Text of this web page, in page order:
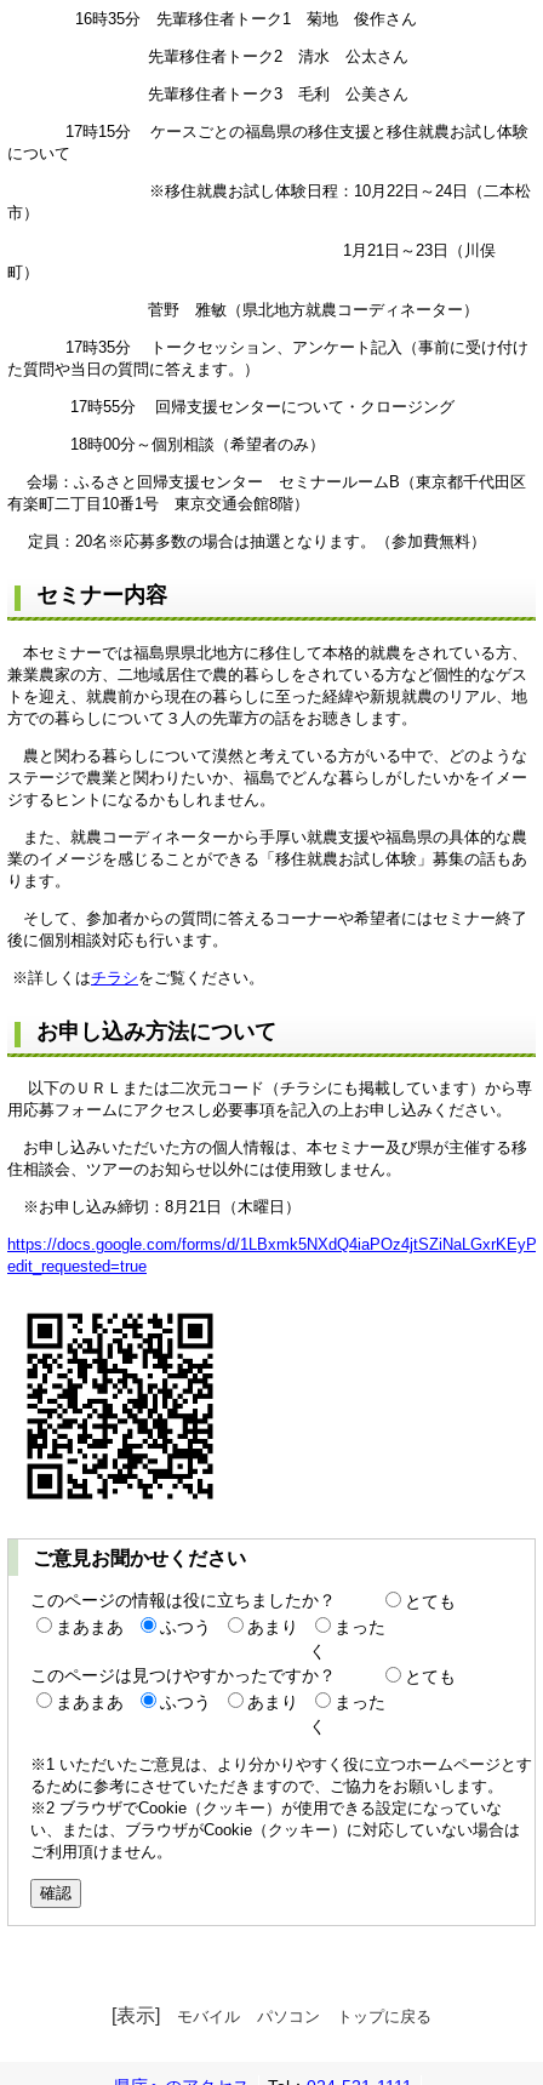
16時35分 先輩移住者トーク1 菊地 俊作さん
先輩移住者トーク2 清水 公太さん
先輩移住者トーク3 毛利 公美さん
17時15分 ケースごとの福島県の移住支援と移住就農お試し体験
について
※移住就農お試し体験日程：10月22日～24日（二本松
市）
1月21日～23日（川俣
町）
菅野 雅敏（県北地方就農コーディネーター）
17時35分 トークセッション、アンケート記入（事前に受け付け
た質問や当日の質問に答えます。）
17時55分 回帰支援センターについて・クロージング
18時00分～個別相談（希望者のみ）
会場：ふるさと回帰支援センター セミナールームB（東京都千代田区
有楽町二丁目10番1号 東京交通会館8階）
定員：20名※応募多数の場合は抽選となります。（参加費無料）
セミナー内容
本セミナーでは福島県県北地方に移住して本格的就農をされている方、
兼業農家の方、二地域居住で農的暮らしをされている方など個性的なゲス
トを迎え、就農前から現在の暮らしに至った経緯や新規就農のリアル、地
方での暮らしについて３人の先輩方の話をお聴きします。
農と関わる暮らしについて漠然と考えている方がいる中で、どのような
ステージで農業と関わりたいか、福島でどんな暮らしがしたいかをイメー
ジするヒントになるかもしれません。
また、就農コーディネーターから手厚い就農支援や福島県の具体的な農
業のイメージを感じることができる「移住就農お試し体験」募集の話もあ
ります。
そして、参加者からの質問に答えるコーナーや希望者にはセミナー終了
後に個別相談対応も行います。
※詳しくはチラシをご覧ください。
お申し込み方法について
以下のＵＲＬまたは二次元コード（チラシにも掲載しています）から専
用応募フォームにアクセスし必要事項を記入の上お申し込みください。
お申し込みいただいた方の個人情報は、本セミナー及び県が主催する移
住相談会、ツアーのお知らせ以外には使用致しません。
※お申し込み締切：8月21日（木曜日）
https://docs.google.com/forms/d/
edit_requested=true
ご意見お聞かせください
このページの情報は役に立ちましたか？
とても
まあまあ
ふつう あまり
まった
く
このページは見つけやすかったですか？
とても
まあまあ
ふつう あまり
まった
く
※1 いただいたご意見は、より分かりやすく役に立つホームページとす
るために参考にさせていただきますので、ご協力をお願いします。
※2 ブラウザでCookie（クッキー）が使用できる設定になっていな
い、または、ブラウザがCookie（クッキー）に対応していない場合は
ご利用頂けません。
[表示] モバイル パソコン トップに戻る